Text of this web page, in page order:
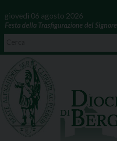
giovedì 06 agosto 2026
Festa della Trasfigurazione del Signore